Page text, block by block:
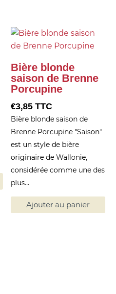
Bière blonde
saison de Brenne
Porcupine
€3,85 TTC
Bière blonde saison de
Brenne Porcupine "Saison"
est un style de bière
originaire de Wallonie,
considérée comme une des
plus…
Ajouter au panier